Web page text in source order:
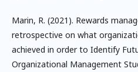
Marin, R. (2021). Rewards
retrospective on what
achieved in order to Identify
Organizational Management